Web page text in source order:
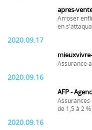
apres-
Arroser
en
2020.09.17
Assurance
2020.09.16
AFP -
de 1,5 à 2
2020.09.16